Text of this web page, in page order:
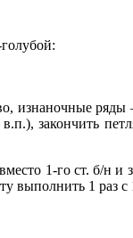
изнаночные
закончить
1-го ст. б/н и
выполнить 1 раз с